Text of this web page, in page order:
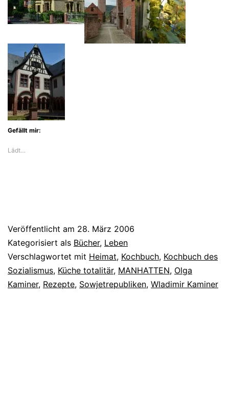
Gefällt mir:
Lädt…
Veröffentlicht am 28. März 2006
Kategorisiert als Bücher, Leben
Verschlagwortet mit Heimat, Kochbuch, Kochbuch des
Sozialismus, Küche totalitär, MANHATTEN, Olga
Kaminer, Rezepte, Sowjetrepubliken, Wladimir Kaminer